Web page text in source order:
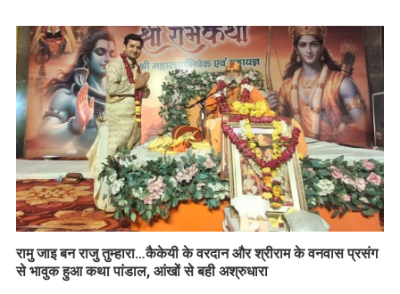
List
रामु जाइ बन राजु तुम्हारा…कैकेयी के वरदान और श्रीराम के वनवास प्रसंग
से भावुक हुआ कथा पांडाल, आंखों से बही अश्रुधारा